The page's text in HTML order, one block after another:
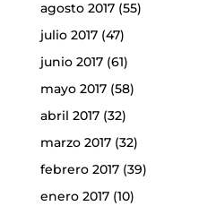
agosto 2017(55)
julio 2017(47)
junio 2017(61)
mayo 2017(58)
abril 2017(32)
marzo 2017(32)
febrero 2017(39)
enero 2017(10)